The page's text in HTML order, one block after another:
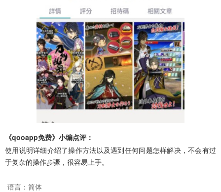
《qooapp免费》小编点评：
使用说明详细介绍了操作方法以及遇到任何问题怎样解决，不会有过
于复杂的操作步骤，很容易上手。
语言： 简体